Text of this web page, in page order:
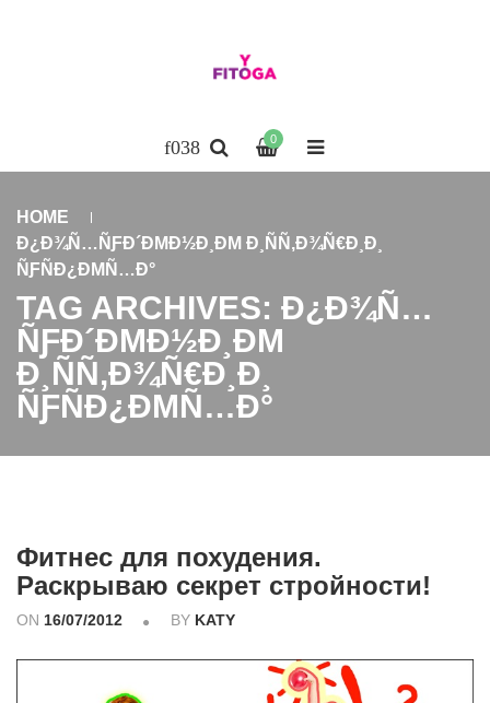
0
HOME
Ð¿Ð¾Ñ…ÑƑÐ´ÐΜÐ½Ð¸ÐΜ Ð¸ÑÑ‚Ð¾Ñ€Ð¸Ð¸
ÑƑÑÐ¿ÐΜÑ…Ð°
TAG ARCHIVES: Ð¿Ð¾Ñ…
ÑƑÐ´ÐΜÐ½Ð¸ÐΜ
Ð¸ÑÑ‚Ð¾Ñ€Ð¸Ð¸
ÑƑÑÐ¿ÐΜÑ…Ð°
Фитнес для похудения.
Раскрываю секрет стройности!
ON 16/07/2012 BY KATY